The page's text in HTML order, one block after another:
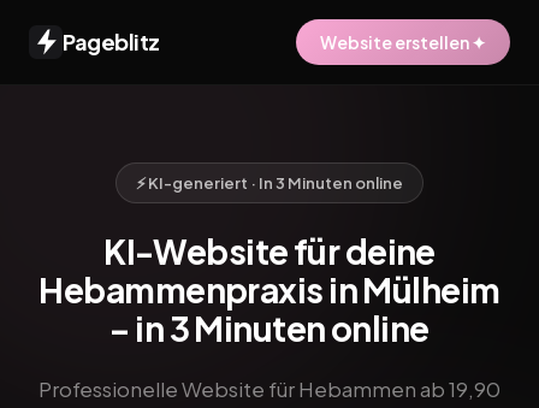
Pageblitz Website erstellen ✦
⚡ KI-generiert · In 3 Minuten online
KI-Website für deine
Hebammenpraxis in Mülheim
– in 3 Minuten online
Professionelle Website für Hebammen ab 19,90